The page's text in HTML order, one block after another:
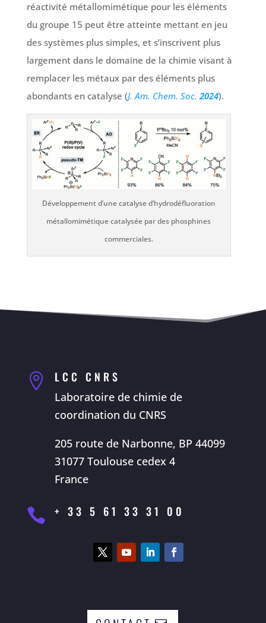
réactivité métallomimétique pour les éléments
du groupe 15 peut être atteinte mettant en jeu
des systèmes plus simples, et s’inscrivent plus
largement dans le domaine de la chimie visant à
remplacer les métaux par des éléments plus
abondants en catalyse (J. Am. Chem. Soc.2024).
Développement d’une catalyse d’hydrodéfluoration
métallomimétique catalysée par des phosphines
commerciales.
 LCC CNRS
Laboratoire de chimie de
coordination du CNRS
205 route de Narbonne, BP 44099
31077 Toulouse cedex 4
France
 + 33 5 61 33 31 00